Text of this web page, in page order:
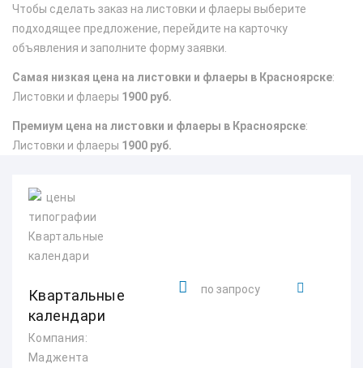
Чтобы сделать заказ на листовки и флаеры выберите
подходящее предложение, перейдите на карточку
объявления и заполните форму заявки.
Самая низкая цена на листовки и флаеры в Красноярске:
Листовки и флаеры 1900 руб.
Премиум цена на листовки и флаеры в Красноярске:
Листовки и флаеры 1900 руб.
Квартальные
календари
Компания:
Маджента
по запросу